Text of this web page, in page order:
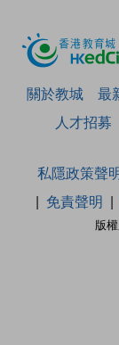
關於教城 最
人才招募
版
私隱政策聲
免責聲明